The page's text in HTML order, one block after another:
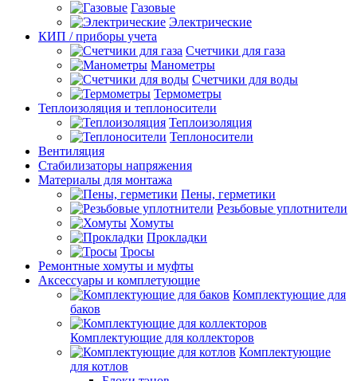
Газовые
Электрические
КИП / приборы учета
Счетчики для газа
Манометры
Счетчики для воды
Термометры
Теплоизоляция и теплоносители
Теплоизоляция
Теплоносители
Вентиляция
Стабилизаторы напряжения
Материалы для монтажа
Пены, герметики
Резьбовые уплотнители
Хомуты
Прокладки
Тросы
Ремонтные хомуты и муфты
Аксессуары и комплетующие
Комплектующие для
баков
Комплектующие для коллекторов
Комплектующие
для котлов